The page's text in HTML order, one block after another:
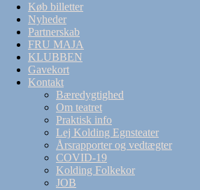
Køb billetter
Nyheder
Partnerskab
FRU MAJA
KLUBBEN
Gavekort
Kontakt
Bæredygtighed
Om teatret
Praktisk info
Lej Kolding Egnsteater
Årsrapporter og vedtægter
COVID-19
Kolding Folkekor
JOB